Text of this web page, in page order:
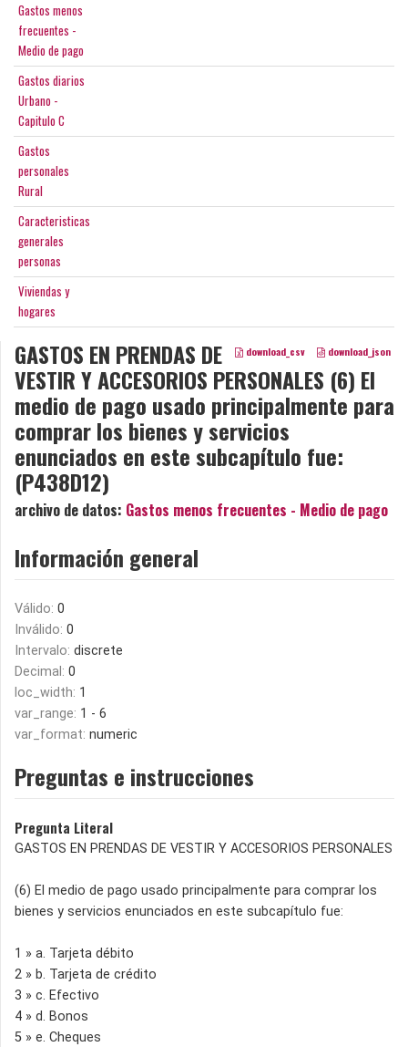
Gastos menos
frecuentes -
Medio de pago
Gastos diarios
Urbano -
Capitulo C
Gastos
personales
Rural
Caracteristicas
generales
personas
Viviendas y
hogares
download_csv download_json
GASTOS EN PRENDAS DE
VESTIR Y ACCESORIOS PERSONALES (6) El
medio de pago usado principalmente para
comprar los bienes y servicios
enunciados en este subcapítulo fue:
(P438D12)
archivo de datos: Gastos menos frecuentes - Medio de pago
Información general
Válido: 0
Inválido: 0
Intervalo: discrete
Decimal: 0
loc_width: 1
var_range: 1 - 6
var_format: numeric
Preguntas e instrucciones
Pregunta Literal
GASTOS EN PRENDAS DE VESTIR Y ACCESORIOS PERSONALES
(6) El medio de pago usado principalmente para comprar los
bienes y servicios enunciados en este subcapítulo fue:
1 » a. Tarjeta débito
2 » b. Tarjeta de crédito
3 » c. Efectivo
4 » d. Bonos
5 » e. Cheques